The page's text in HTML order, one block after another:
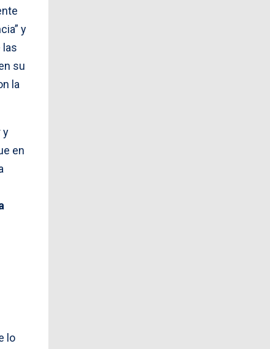
y
las
su
la
y
en
lo